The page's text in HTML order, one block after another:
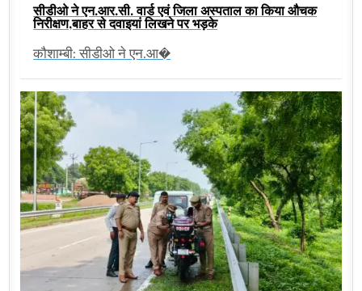
सीडीओ ने एन.आर.सी. वार्ड एवं जिला अस्पताल का किया औचक
निरीक्षण,बाहर से दवाइयां लिखने पर भड़के
कौशाम्बी: सीडीओ ने एन.आ�